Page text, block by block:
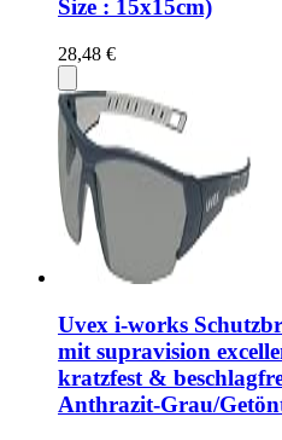
Size : 15x15cm)
28,48 €
Uvex i-works
mit supravision
kratzfest &
Anthrazit-Grau/